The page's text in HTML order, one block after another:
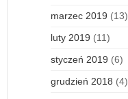
marzec 2019 (13)
luty 2019 (11)
styczeń 2019 (6)
grudzień 2018 (4)